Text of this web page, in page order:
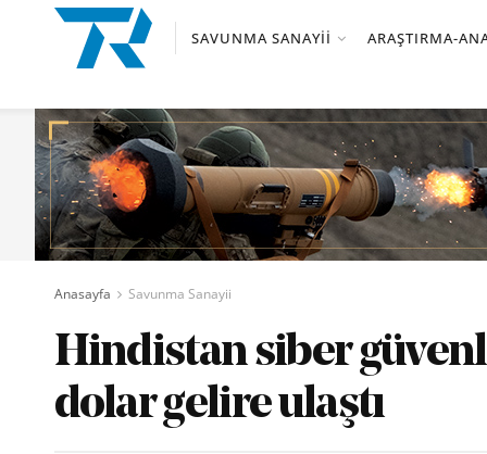
SAVUNMA SANAYII ARAŞTIRMA-
Anasayfa Savunma Sanayii
Hindistan siber
dolar gelire ulaştı